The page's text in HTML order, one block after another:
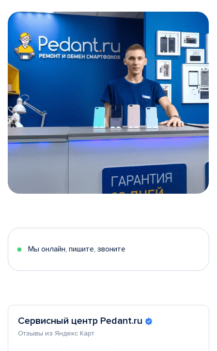
5
Мы онлайн, пишите, звоните
Сервисный центр Pedant.ru
Отзывы из Яндекс Карт